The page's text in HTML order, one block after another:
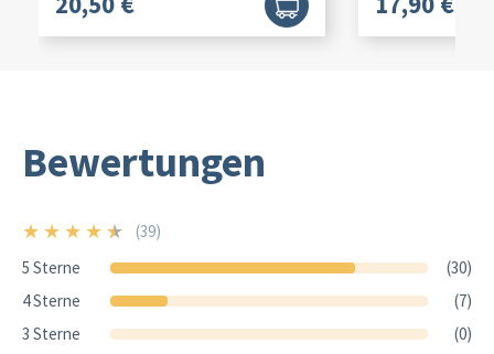
Bewertungen
★ ★ ★ ★ ★ 4.5/5
(39)
5 Sterne
(30)
4 Sterne
(7)
3 Sterne
(0)